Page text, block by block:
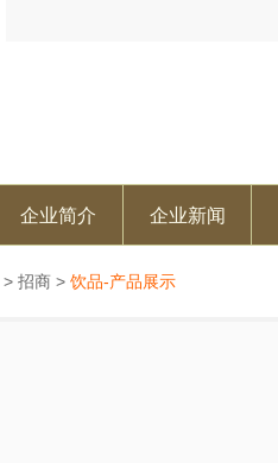
企业简介 企业新闻
> 招商 > 饮品-产品展示